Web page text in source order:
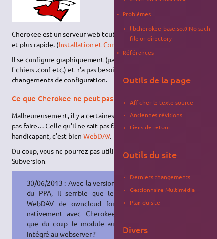
Cherokee est un serveur web tout comme
et plus rapide. (Installation et Configuration
Il se configure graphiquement (pas besoin de modifier de
fichiers .conf etc.) et n'a pas besoin d'être redémarré après des
changements de configuration.
Ce que Cherokee ne peut pas faire
Malheureusement, il y a certaines choses que Cherokee ne sait
pas faire… Celle qu'il ne sait pas faire, qui est le plus
handicapant, c'est bienWebDAV.
Du coup, vous ne pourrez pas utiliser le mod_dav_svn pour avoir
Subversion.
30/06/2013 : Avec la version 1.2.101
du PPA, il semble que le service
WebDAV de owncloud fonctionne
nativement avec Cherokee. Est-ce
que du coup le module aurait été
intégré au webserver ?
Problèmes
libcherokee-base.so.0 No such
file or directory
Références
Outils de la page
Afficher le texte source
Anciennes révisions
Liens de retour
Outils du site
Derniers changements
Gestionnaire Multimédia
Plan du site
Divers